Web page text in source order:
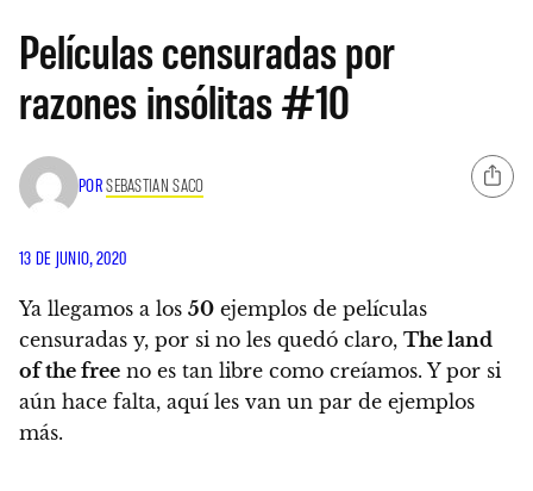
Películas censuradas por
razones insólitas #10
PORSEBASTIAN SACO
13 DE JUNIO, 2020
Ya llegamos a los 50 ejemplos de películas
censuradas y, por si no les quedó claro, The land
of the free no es tan libre como creíamos. Y por si
aún hace falta, aquí les van un par de ejemplos
más.